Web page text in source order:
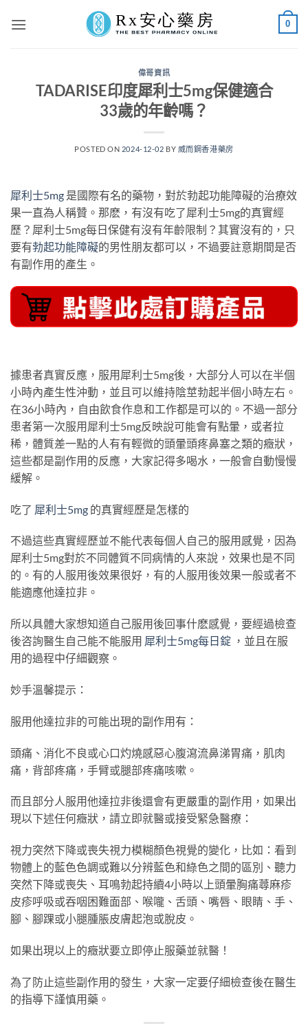
0
偉哥資訊
TADARISE印度犀利士5mg保健適合
33歲的年齡嗎？
POSTED ON 2024-12-02 BY 威而鋼香港藥房
犀利士5mg 是國際有名的藥物，對於勃起功能障礙的治療效
果一直為人稱贊。那麽，有沒有吃了犀利士5mg的真實經
歷？犀利士5mg每日保健有沒有年齡限制？其實沒有的，只
要有勃起功能障礙的男性朋友都可以，不過要註意期間是否
有副作用的產生。
據患者真實反應，服用犀利士5mg後，大部分人可以在半個
小時內產生性沖動，並且可以維持陰莖勃起半個小時左右。
在36小時內，自由飲食作息和工作都是可以的。不過一部分
患者第一次服用犀利士5mg反映說可能會有點暈，或者拉
稀，體質差一點的人有有輕微的頭暈頭疼鼻塞之類的癥狀，
這些都是副作用的反應，大家記得多喝水，一般會自動慢慢
緩解。
吃了 犀利士5mg 的真實經歷是怎樣的
不過這些真實經歷並不能代表每個人自己的服用感覺，因為
犀利士5mg對於不同體質不同病情的人來說，效果也是不同
的。有的人服用後效果很好，有的人服用後效果一般或者不
能適應他達拉非。
所以具體大家想知道自己服用後回事什麽感覺，要經過檢查
後咨詢醫生自己能不能服用 犀利士5mg每日錠 ，並且在服
用的過程中仔細觀察。
妙手溫馨提示：
服用他達拉非的可能出現的副作用有：
頭痛、消化不良或心口灼燒感惡心腹瀉流鼻涕胃痛，肌肉
痛，背部疼痛，手臂或腿部疼痛咳嗽。
而且部分人服用他達拉非後還會有更嚴重的副作用，如果出
現以下述任何癥狀，請立即就醫或接受緊急醫療：
視力突然下降或喪失視力模糊顏色視覺的變化，比如：看到
物體上的藍色色調或難以分辨藍色和綠色之間的區別、聽力
突然下降或喪失、耳鳴勃起持續4小時以上頭暈胸痛蕁麻疹
皮疹呼吸或吞咽困難面部、喉嚨、舌頭、嘴唇、眼睛、手、
腳、腳踝或小腿腫脹皮膚起泡或脫皮。
如果出現以上的癥狀要立即停止服藥並就醫！
為了防止這些副作用的發生，大家一定要仔細檢查後在醫生
的指導下謹慎用藥。